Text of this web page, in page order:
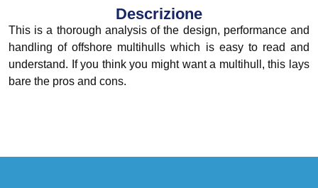
Descrizione
This is a thorough analysis of the design, performance and
handling of offshore multihulls which is easy to read and
understand. If you think you might want a multihull, this lays
bare the pros and cons.